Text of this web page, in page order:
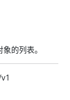
的列表。